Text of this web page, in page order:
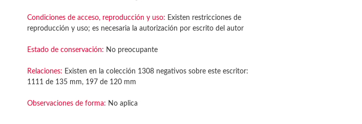
Condiciones de acceso, reproducción y uso: Existen restricciones de
reproducción y uso; es necesaria la autorización por escrito del autor
Estado de conservación: No preocupante
Relaciones: Existen en la colección 1308 negativos sobre este escritor:
1111 de 135 mm, 197 de 120 mm
Observaciones de forma: No aplica